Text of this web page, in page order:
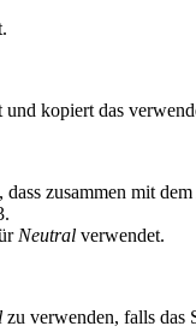
kopiert das
zusammen mit
Neutral verwendet.
zu verwenden, falls das